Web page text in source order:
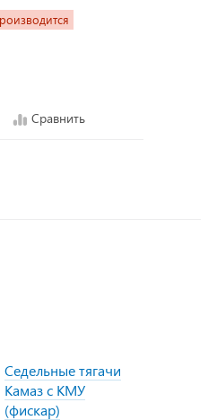
Сравнить
Седельные тягачи
Камаз с КМУ
(фискар)